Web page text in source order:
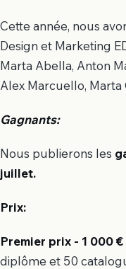
Cette année, nous
Design et Marketing
Marta Abella, Anton
Alex Marcuello, Marta
Gagnants:
Nous publierons les
juillet.
Prix:
Premier prix - 1 000 €
diplôme et 50